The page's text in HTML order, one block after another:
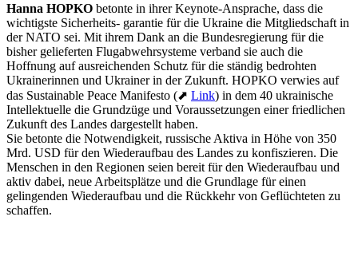
Hanna HOPKO betonte in ihrer Keynote-Ansprache, dass die
wichtigste Sicherheits- garantie für die Ukraine die Mitgliedschaft in
der NATO sei. Mit ihrem Dank an die Bundesregierung für die
bisher gelieferten Flugabwehrsysteme verband sie auch die
Hoffnung auf ausreichenden Schutz für die ständig bedrohten
Ukrainerinnen und Ukrainer in der Zukunft. HOPKO verwies auf
das Sustainable Peace Manifesto (⬈ Link) in dem 40 ukrainische
Intellektuelle die Grundzüge und Voraussetzungen einer friedlichen
Zukunft des Landes dargestellt haben.
Sie betonte die Notwendigkeit, russische Aktiva in Höhe von 350
Mrd. USD für den Wiederaufbau des Landes zu konfiszieren. Die
Menschen in den Regionen seien bereit für den Wiederaufbau und
aktiv dabei, neue Arbeitsplätze und die Grundlage für einen
gelingenden Wiederaufbau und die Rückkehr von Geflüchteten zu
schaffen.